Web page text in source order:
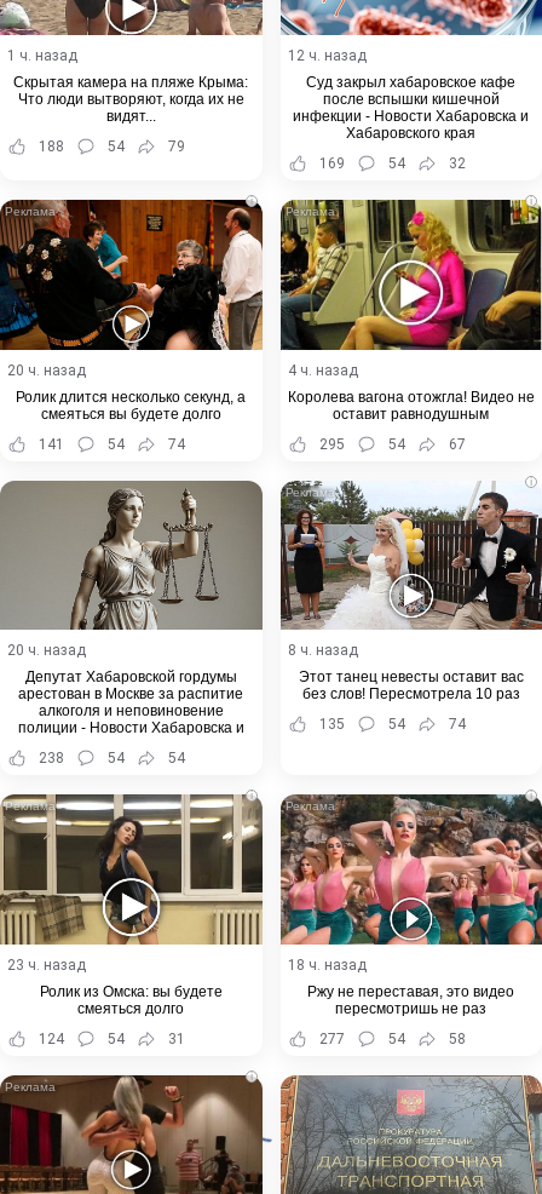
1 ч. назад
Скрытая камера на пляже Крыма:
Что люди вытворяют, когда их не
видят...
188
54 79
12 ч. назад
Суд закрыл хабаровское кафе
после вспышки кишечной
инфекции - Новости Хабаровска и
Хабаровского края
169
54 32
i
20 ч. назад
Ролик длится несколько секунд, а
смеяться вы будете долго
141
54 74
i
4 ч. назад
Королева вагона отожгла! Видео не
оставит равнодушным
295
54 67
20 ч. назад
Депутат Хабаровской гордумы
арестован в Москве за распитие
алкоголя и неповиновение
полиции - Новости Хабаровска и
238 54 54
i
8 ч. назад
Этот танец невесты оставит вас
без слов! Пересмотрела 10 раз
135
54 74
i
23 ч. назад
Ролик из Омска: вы будете
смеяться долго
124
54 31
i
18 ч. назад
Ржу не переставая, это видео
пересмотришь не раз
277
54 58
i